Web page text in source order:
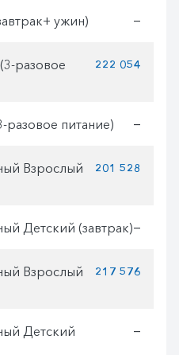
ужин) —
разовое
222 054
питание) —
Взрослый
201 528
Детский (завтрак)—
Взрослый
217 576
Детский
—